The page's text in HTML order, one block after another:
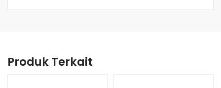
Produk Terkait